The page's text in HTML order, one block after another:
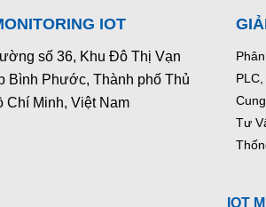
IOT
số 36, Khu Đô Thị Vạn
Bình Phước, Thành phố Thủ
Minh, Việt Nam
Tư
IOT